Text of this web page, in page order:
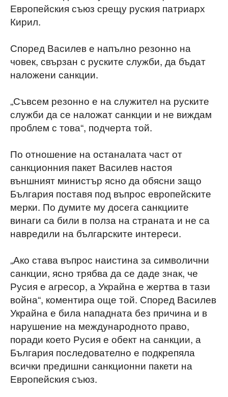
Европейския съюз срещу руския патриарх
Кирил.
Според Василев е напълно резонно на
човек, свързан с руските служби, да бъдат
наложени санкции.
„Съвсем резонно е на служител на руските
служби да се наложат санкции и не виждам
проблем с това“, подчерта той.
По отношение на останалата част от
санкционния пакет Василев настоя
външният министър ясно да обясни защо
България поставя под въпрос европейските
мерки. По думите му досега санкциите
винаги са били в полза на страната и не са
навредили на българските интереси.
„Ако става въпрос наистина за символични
санкции, ясно трябва да се даде знак, че
Русия е агресор, а Украйна е жертва в тази
война“, коментира още той. Според Василев
Украйна е била нападната без причина и в
нарушение на международното право,
поради което Русия е обект на санкции, а
България последователно е подкрепяла
всички предишни санкционни пакети на
Европейския съюз.